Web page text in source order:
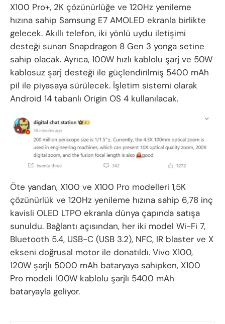
X100 Pro+, 2K çözünürlüğe ve 120Hz yenileme
hızına sahip Samsung E7 AMOLED ekranla birlikte
gelecek. Akıllı telefon, iki yönlü uydu iletişimi
desteği sunan Snapdragon 8 Gen 3 yonga setine
sahip olacak. Ayrıca, 100W hızlı kablolu şarj ve 50W
kablosuz şarj desteği ile güçlendirilmiş 5400 mAh
pil ile piyasaya sürülecek. İşletim sistemi olarak
Android 14 tabanlı Origin OS 4 kullanılacak.
Öte yandan, X100 ve X100 Pro modelleri 1,5K
çözünürlük ve 120Hz yenileme hızına sahip 6,78 inç
kavisli OLED LTPO ekranla dünya çapında satışa
sunuldu. Bağlantı açısından, her iki model Wi-Fi 7,
Bluetooth 5.4, USB-C (USB 3.2), NFC, IR blaster ve X
ekseni doğrusal motor ile donatıldı. Vivo X100,
120W şarjlı 5000 mAh bataryaya sahipken, X100
Pro modeli 100W kablolu şarjlı 5400 mAh
bataryayla geliyor.